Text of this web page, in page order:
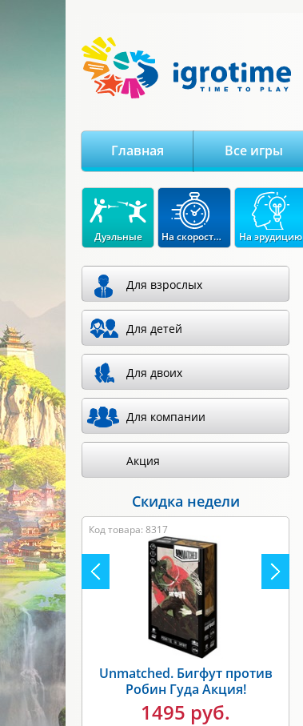
Главная Все игры
Дуэльные На скорость реакции На эрудицию
Для взрослых
Для детей
Для двоих
Для компании
Акция
Скидка недели
Код товара: 8317
Unmatched. Бигфут против
Робин Гуда Акция!
1495 руб.